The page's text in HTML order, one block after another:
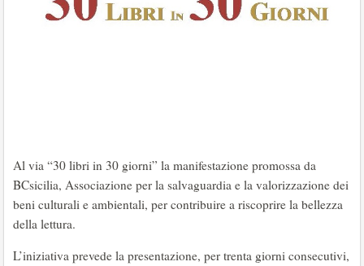
Al via “30 libri in 30 giorni” la manifestazione promossa da
BCsicilia, Associazione per la salvaguardia e la valorizzazione dei
beni culturali e ambientali, per contribuire a riscoprire la bellezza
della lettura.
L’iniziativa prevede la presentazione, per trenta giorni consecutivi,